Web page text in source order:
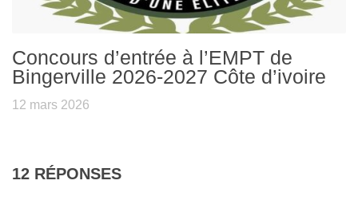
Concours d’entrée à l’EMPT de
Bingerville 2026-2027 Côte d’ivoire
12 mars 2026
12 RÉPONSES